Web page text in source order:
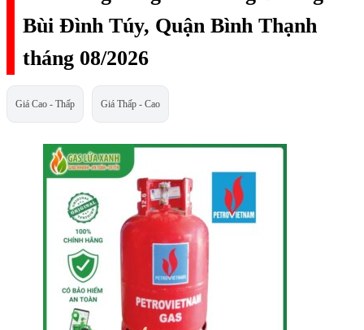
Bùi Đình Túy, Quận Bình Thạnh
tháng 08/2026
Giá Cao - Thấp Giá Thấp - Cao